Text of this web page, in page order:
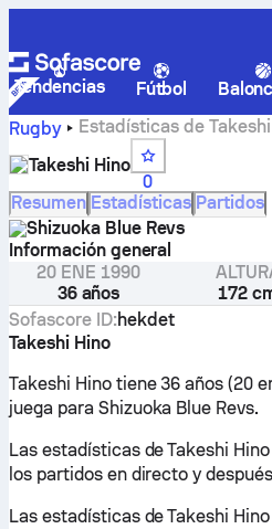
Tendencias Fútbol
Rugby
Estadísticas de
Takeshi Hino
0
Resumen Estadísticas Partidos
Shizuoka Blue Revs
Información general
20 ENE 1990
36 años
172
Sofascore ID:hekdet
Takeshi Hino
Takeshi Hino tiene 36 años (20
juega para Shizuoka Blue Revs.
Las estadísticas de Takeshi
los partidos en directo y
Las estadísticas de Takeshi